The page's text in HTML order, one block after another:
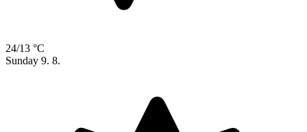
24/13 °C
Sunday 9. 8.